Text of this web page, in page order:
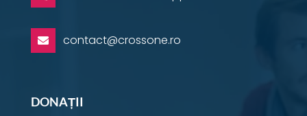
 contact@crossone.ro
DONAȚII